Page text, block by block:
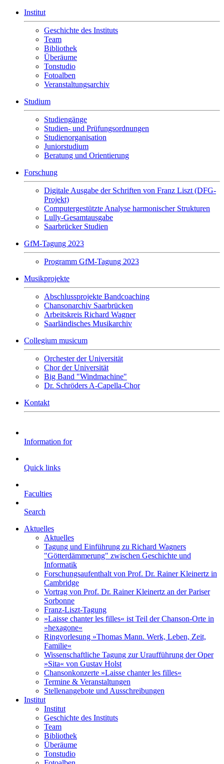
Institut
Geschichte des Instituts
Team
Bibliothek
Überäume
Tonstudio
Fotoalben
Veranstaltungsarchiv
Studium
Studiengänge
Studien- und Prüfungsordnungen
Studienorganisation
Juniorstudium
Beratung und Orientierung
Forschung
Digitale Ausgabe der Schriften von Franz Liszt (DFG-
Projekt)
Computergestützte Analyse harmonischer Strukturen
Lully-Gesamtausgabe
Saarbrücker Studien
GfM-Tagung 2023
Programm GfM-Tagung 2023
Musikprojekte
Abschlussprojekte Bandcoaching
Chansonarchiv Saarbrücken
Arbeitskreis Richard Wagner
Saarländisches Musikarchiv
Collegium musicum
Orchester der Universität
Chor der Universität
Big Band "Windmachine"
Dr. Schröders A-Capella-Chor
Kontakt
Information for
Quick links
Faculties
Search
Aktuelles
Aktuelles
Tagung und Einführung zu Richard Wagners
"Götterdämmerung" zwischen Geschichte und
Informatik
Forschungsaufenthalt von Prof. Dr. Rainer Kleinertz in
Cambridge
Vortrag von Prof. Dr. Rainer Kleinertz an der Pariser
Sorbonne
Franz-Liszt-Tagung
»Laisse chanter les filles« ist Teil der Chanson-Orte in
»hexagone«
Ringvorlesung »Thomas Mann. Werk, Leben, Zeit,
Familie«
Wissenschaftliche Tagung zur Uraufführung der Oper
»Sita« von Gustav Holst
Chansonkonzerte »Laisse chanter les filles«
Termine & Veranstaltungen
Stellenangebote und Ausschreibungen
Institut
Institut
Geschichte des Instituts
Team
Bibliothek
Überäume
Tonstudio